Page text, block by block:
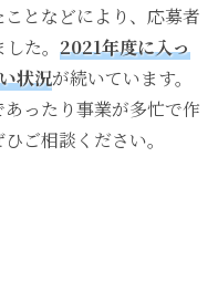
となどにより、応募者
た。 2021年度に入っ
状況が続いています。
ったり事業が多忙で作
ご相談ください。